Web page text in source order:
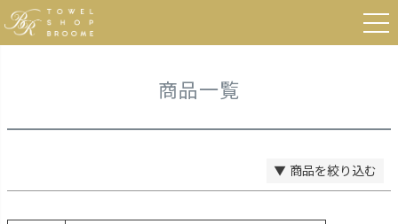
HOME 商品一覧
商品一覧
▼ 商品を絞り込む
価格が安い順
価格が高い順
キーワードヒット順
検索